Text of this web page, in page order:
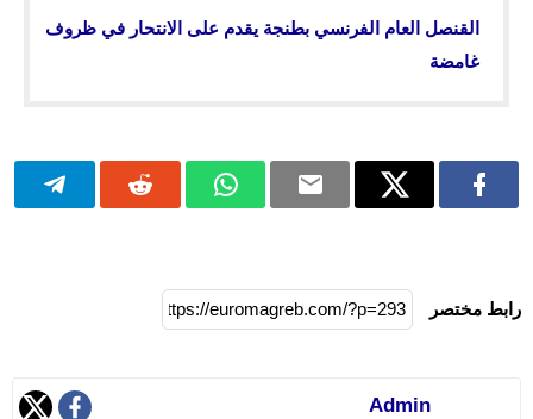
القنصل العام الفرنسي بطنجة يقدم على الانتحار في ظروف
غامضة
رابط مختصر
Admin